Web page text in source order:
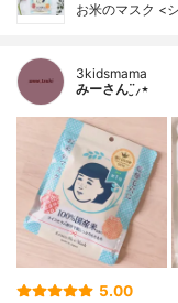
お米のマスク <
3kidsmama
みーさん¨̮⸝⋆
5.00